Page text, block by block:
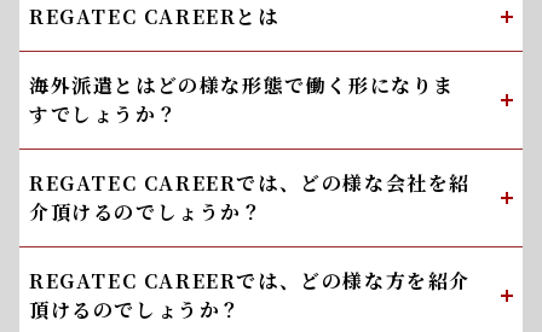
REGATEC CAREERとは
海外派遣とはどの様な形態で働く形になりま
すでしょうか？
REGATEC CAREERでは、どの様な会社を紹
介頂けるのでしょうか？
REGATEC CAREERでは、どの様な方を紹介
頂けるのでしょうか？